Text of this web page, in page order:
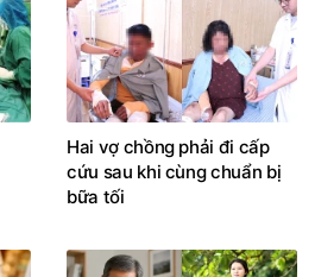
Hai vợ chồng phải đi cấp
cứu sau khi cùng chuẩn bị
bữa tối